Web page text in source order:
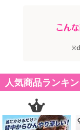
※d
人気商品ランキ